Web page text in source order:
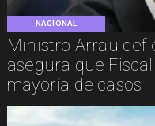
NACIONAL
Ministro Arrau
asegura que
mayoría de casos